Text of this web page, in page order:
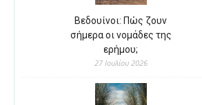
Βεδουίνοι: Πώς ζουν
σήμερα οι νομάδες της
ερήμου;
27 Ιουλίου 2026